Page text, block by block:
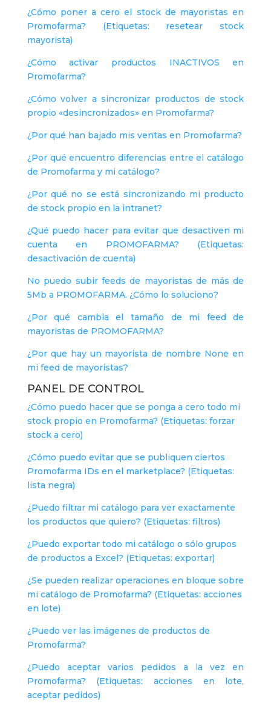
¿Cómo poner a cero el stock de mayoristas en
Promofarma? (Etiquetas: resetear stock
mayorista)
¿Cómo activar productos INACTIVOS en
Promofarma?
¿Cómo volver a sincronizar productos de stock
propio «desincronizados» en Promofarma?
¿Por qué han bajado mis ventas en Promofarma?
¿Por qué encuentro diferencias entre el catálogo
de Promofarma y mi catálogo?
¿Por qué no se está sincronizando mi producto
de stock propio en la intranet?
¿Qué puedo hacer para evitar que desactiven mi
cuenta en PROMOFARMA? (Etiquetas:
desactivación de cuenta)
No puedo subir feeds de mayoristas de más de
5Mb a PROMOFARMA. ¿Cómo lo soluciono?
¿Por qué cambia el tamaño de mi feed de
mayoristas de PROMOFARMA?
¿Por que hay un mayorista de nombre None en
mi feed de mayoristas?
PANEL DE CONTROL
¿Cómo puedo hacer que se ponga a cero todo mi
stock propio en Promofarma? (Etiquetas: forzar
stock a cero)
¿Cómo puedo evitar que se publiquen ciertos
Promofarma IDs en el marketplace? (Etiquetas:
lista negra)
¿Puedo filtrar mi catálogo para ver exactamente
los productos que quiero? (Etiquetas: filtros)
¿Puedo exportar todo mi catálogo o sólo grupos
de productos a Excel? (Etiquetas: exportar)
¿Se pueden realizar operaciones en bloque sobre
mi catálogo de Promofarma? (Etiquetas: acciones
en lote)
¿Puedo ver las imágenes de productos de
Promofarma?
¿Puedo aceptar varios pedidos a la vez en
Promofarma? (Etiquetas: acciones en lote,
aceptar pedidos)